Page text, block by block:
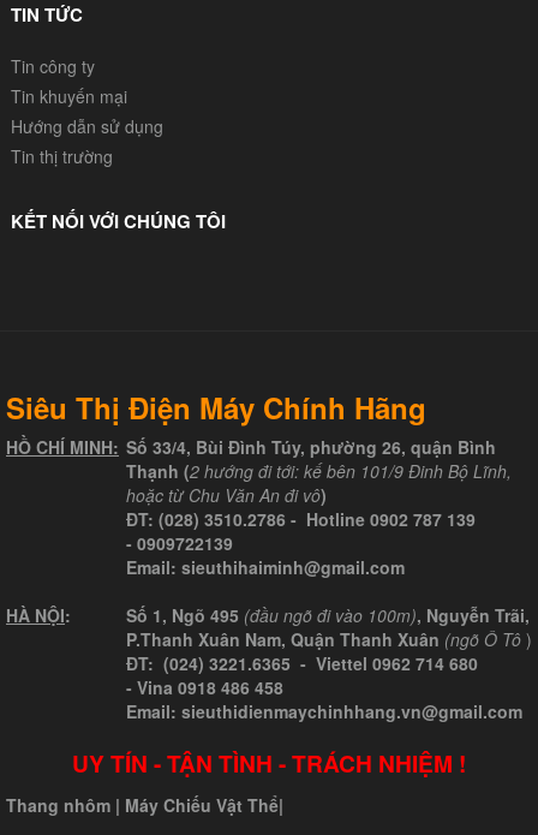
TIN TỨC
Tin công ty
Tin khuyến mại
Hướng dẫn sử dụng
Tin thị trường
KẾT NỐI VỚI CHÚNG TÔI
Siêu Thị Điện Máy Chính Hãng
HỒ CHÍ MINH: Số 33/4, Bùi Đình Túy, phường 26, quận Bình
Thạnh (2 hướng đi tới: kế bên 101/9 Đinh Bộ Lĩnh,
hoặc từ Chu Văn An đi vô)
ĐT: (028) 3510.2786 - Hotline 0902 787 139
- 0909722139
Email: sieuthihaiminh@gmail.com
HÀ NỘI: Số 1, Ngõ 495 (đầu ngõ đi vào 100m), Nguyễn Trãi,
P.Thanh Xuân Nam, Quận Thanh Xuân (ngõ Ô Tô )
ĐT: (024) 3221.6365 - Viettel 0962 714 680
- Vina 0918 486 458
Email: sieuthidienmaychinhhang.vn@gmail.com
UY TÍN - TẬN TÌNH - TRÁCH NHIỆM !
Thang nhôm | Máy Chiếu Vật Thể|